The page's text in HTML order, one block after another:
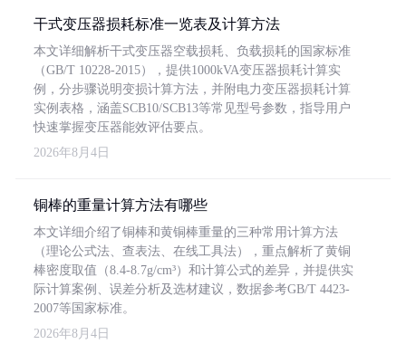
干式变压器损耗标准一览表及计算方法
本文详细解析干式变压器空载损耗、负载损耗的国家标准
（GB/T 10228-2015），提供1000kVA变压器损耗计算实
例，分步骤说明变损计算方法，并附电力变压器损耗计算
实例表格，涵盖SCB10/SCB13等常见型号参数，指导用户
快速掌握变压器能效评估要点。
2026年8月4日
铜棒的重量计算方法有哪些
本文详细介绍了铜棒和黄铜棒重量的三种常用计算方法
（理论公式法、查表法、在线工具法），重点解析了黄铜
棒密度取值（8.4-8.7g/cm³）和计算公式的差异，并提供实
际计算案例、误差分析及选材建议，数据参考GB/T 4423-
2007等国家标准。
2026年8月4日